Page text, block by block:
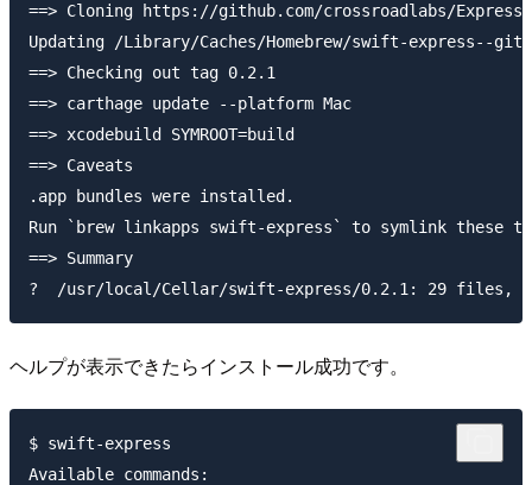
==> Cloning https://github.com/crossroadlabs/
Updating /Library/Caches/Homebrew/swift-express--git
==> Checking out tag 0.2.1
==> carthage update --platform Mac
==> xcodebuild SYMROOT=build
==> Caveats
.app bundles were installed.
Run `brew linkapps swift-express` to symlink these
==> Summary
ヘルプが表示できたらインストール成功です。
$ swift-express
Available commands: